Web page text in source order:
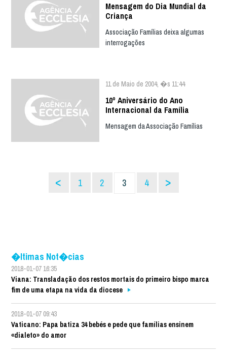
Mensagem do Dia Mundial da
Criança
Associação Famílias deixa algumas
interrogações
11 de Maio de 2004, �s 11:44
10º Aniversário do Ano
Internacional da Família
Mensagem da Associação Famílias
< 1 2 3 4 >
�ltimas Not�cias
2018-01-07 16:35
Viana: Transladação dos restos mortais do primeiro bispo marca
fim de uma etapa na vida da diocese
2018-01-07 09:43
Vaticano: Papa batiza 34 bebés e pede que famílias ensinem
«dialeto» do amor